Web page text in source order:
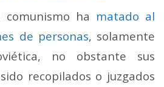
ha matado al
de personas, solamente
no obstante sus
recopilados o juzgados